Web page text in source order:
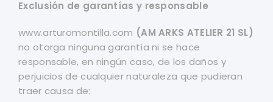
Exclusión de garantías y responsable
www.arturomontilla.com (AM ARKS ATELIER 21 SL)
no otorga ninguna garantía ni se hace
responsable, en ningún caso, de los daños y
perjuicios de cualquier naturaleza que pudieran
traer causa de: